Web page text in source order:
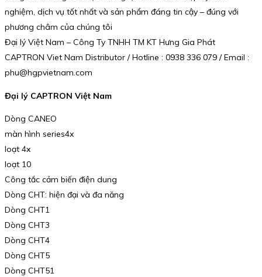
nghiệm, dịch vụ tốt nhất và sản phẩm đáng tin cậy – đúng với
phương châm của chúng tôi
Đại lý Việt Nam – Công Ty TNHH TM KT Hưng Gia Phát
CAPTRON Viet Nam Distributor / Hotline : 0938 336 079 / Email :
phu@hgpvietnam.com
Đại lý CAPTRON Việt Nam
Dòng CANEO
màn hình series4x
loạt 4x
loạt 10
Công tắc cảm biến điện dung
Dòng CHT: hiện đại và đa năng
Dòng CHT1
Dòng CHT3
Dòng CHT4
Dòng CHT5
Dòng CHT51